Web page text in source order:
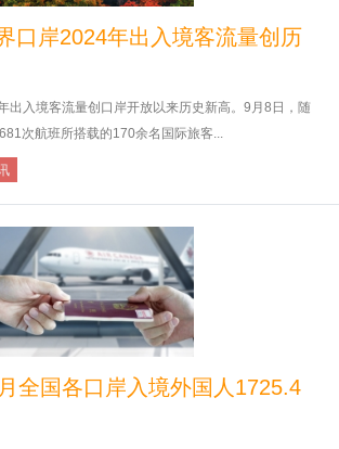
口岸2024年出入境客流量创历
出入境客流量创口岸开放以来历史新高。9月8日，随
次航班所搭载的170余名国际旅客...
全国各口岸入境外国人1725.4